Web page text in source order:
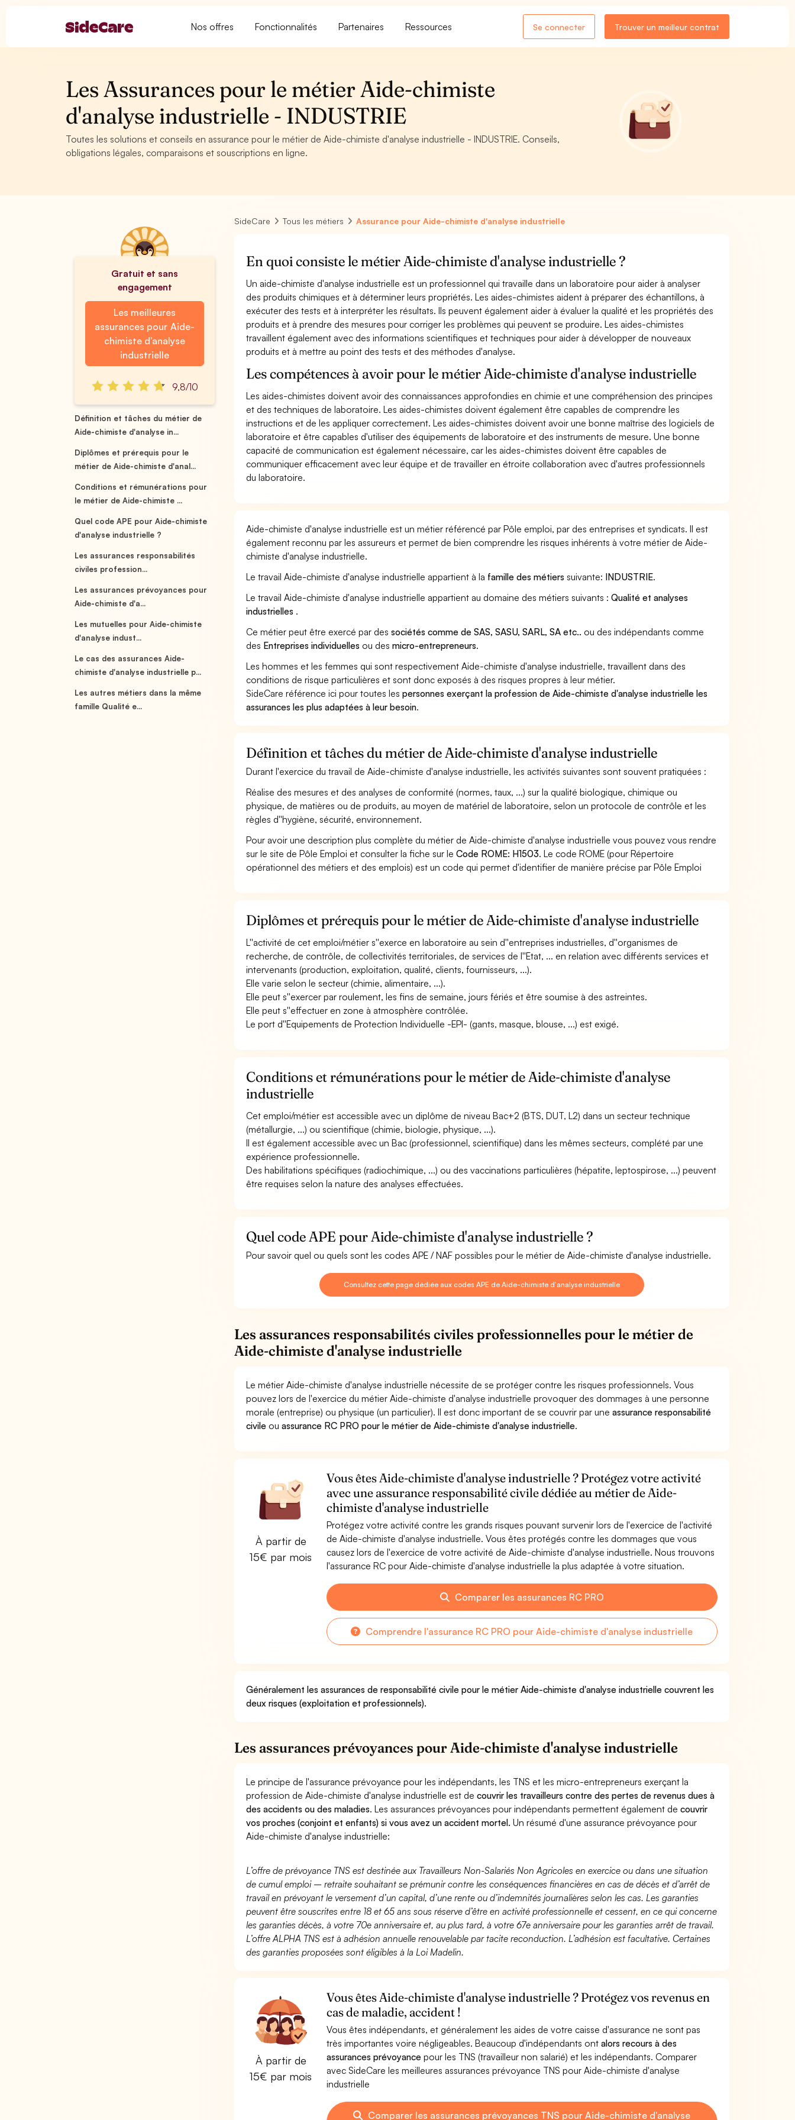
Nos offres Fonctionnalités Partenaires Ressources Se connecter Trouver un meilleur contrat
Les Assurances pour le métier Aide-chimiste
d'analyse industrielle - INDUSTRIE
Toutes les solutions et conseils en assurance pour le métier de Aide-chimiste d'analyse industrielle - INDUSTRIE. Conseils,
obligations légales, comparaisons et souscriptions en ligne.
Gratuit et sans
engagement
Les meilleures
assurances pour Aide-
chimiste d'analyse
industrielle
9,8/10
Définition et tâches du métier de
Aide-chimiste d'analyse in...
Diplômes et prérequis pour le
métier de Aide-chimiste d'anal...
Conditions et rémunérations pour
le métier de Aide-chimiste ...
Quel code APE pour Aide-chimiste
d'analyse industrielle ?
Les assurances responsabilités
civiles profession...
Les assurances prévoyances pour
Aide-chimiste d'a...
Les mutuelles pour Aide-chimiste
d'analyse indust...
Le cas des assurances Aide-
chimiste d'analyse industrielle p...
Les autres métiers dans la même
famille Qualité e...
SideCare Tous les métiers Assurance pour Aide-chimiste d'analyse industrielle
En quoi consiste le métier Aide-chimiste d'analyse industrielle ?
Un aide-chimiste d'analyse industrielle est un professionnel qui travaille dans un laboratoire pour aider à analyser
des produits chimiques et à déterminer leurs propriétés. Les aides-chimistes aident à préparer des échantillons, à
exécuter des tests et à interpréter les résultats. Ils peuvent également aider à évaluer la qualité et les propriétés des
produits et à prendre des mesures pour corriger les problèmes qui peuvent se produire. Les aides-chimistes
travaillent également avec des informations scientifiques et techniques pour aider à développer de nouveaux
produits et à mettre au point des tests et des méthodes d'analyse.
Les compétences à avoir pour le métier Aide-chimiste d'analyse industrielle
Les aides-chimistes doivent avoir des connaissances approfondies en chimie et une compréhension des principes
et des techniques de laboratoire. Les aides-chimistes doivent également être capables de comprendre les
instructions et de les appliquer correctement. Les aides-chimistes doivent avoir une bonne maîtrise des logiciels de
laboratoire et être capables d'utiliser des équipements de laboratoire et des instruments de mesure. Une bonne
capacité de communication est également nécessaire, car les aides-chimistes doivent être capables de
communiquer efficacement avec leur équipe et de travailler en étroite collaboration avec d'autres professionnels
du laboratoire.
Aide-chimiste d'analyse industrielle est un métier référencé par Pôle emploi, par des entreprises et syndicats. Il est
également reconnu par les assureurs et permet de bien comprendre les risques inhérents à votre métier de Aide-
chimiste d'analyse industrielle.
Le travail Aide-chimiste d'analyse industrielle appartient à la famille des métiers suivante: INDUSTRIE.
Le travail Aide-chimiste d'analyse industrielle appartient au domaine des métiers suivants :Qualité et analyses
industrielles .
Ce métier peut être exercé par dessociétés comme de SAS, SASU, SARL, SA etc.. ou des indépendants comme
des Entreprises individuelles ou desmicro-entrepreneurs.
Les hommes et les femmes qui sont respectivement Aide-chimiste d'analyse industrielle, travaillent dans des
conditions de risque particulières et sont donc exposés à des risques propres à leur métier.
SideCare référence ici pour toutes lespersonnes exerçant la profession de Aide-chimiste d'analyse industrielle les
assurances les plus adaptées à leur besoin.
Définition et tâches du métier de Aide-chimiste d'analyse industrielle
Durant l'exercice du travail de Aide-chimiste d'analyse industrielle, les activités suivantes sont souvent pratiquées :
Réalise des mesures et des analyses de conformité (normes, taux, ...) sur la qualité biologique, chimique ou
physique, de matières ou de produits, au moyen de matériel de laboratoire, selon un protocole de contrôle et les
règles d''hygiène, sécurité, environnement.
Pour avoir une description plus complète du métier de Aide-chimiste d'analyse industrielle vous pouvez vous rendre
sur le site de Pôle Emploi et consulter la fiche sur leCode ROME: H1503. Le code ROME (pour Répertoire
opérationnel des métiers et des emplois) est un code qui permet d'identifier de manière précise par Pôle Emploi
Diplômes et prérequis pour le métier de Aide-chimiste d'analyse industrielle
L''activité de cet emploi/métier s''exerce en laboratoire au sein d''entreprises industrielles, d''organismes de
recherche, de contrôle, de collectivités territoriales, de services de l''Etat, ... en relation avec différents services et
intervenants (production, exploitation, qualité, clients, fournisseurs, ...).
Elle varie selon le secteur (chimie, alimentaire, ...).
Elle peut s''exercer par roulement, les fins de semaine, jours fériés et être soumise à des astreintes.
Elle peut s''effectuer en zone à atmosphère contrôlée.
Le port d''Equipements de Protection Individuelle -EPI- (gants, masque, blouse, ...) est exigé.
Conditions et rémunérations pour le métier de Aide-chimiste d'analyse
industrielle
Cet emploi/métier est accessible avec un diplôme de niveau Bac+2 (BTS, DUT, L2) dans un secteur technique
(métallurgie, ...) ou scientifique (chimie, biologie, physique, ...).
Il est également accessible avec un Bac (professionnel, scientifique) dans les mêmes secteurs, complété par une
expérience professionnelle.
Des habilitations spécifiques (radiochimique, ...) ou des vaccinations particulières (hépatite, leptospirose, ...) peuvent
être requises selon la nature des analyses effectuées.
Quel code APE pour Aide-chimiste d'analyse industrielle ?
Pour savoir quel ou quels sont les codes APE / NAF possibles pour le métier de Aide-chimiste d'analyse industrielle.
Consultez cette page dédiée aux codes APE de Aide-chimiste d'analyse industrielle
Les assurances responsabilités civiles professionnelles pour le métier de
Aide-chimiste d'analyse industrielle
Le métier Aide-chimiste d'analyse industrielle nécessite de se protéger contre les risques professionnels. Vous
pouvez lors de l'exercice du métier Aide-chimiste d'analyse industrielle provoquer des dommages à une personne
morale (entreprise) ou physique (un particulier). Il est donc important de se couvrir par uneassurance responsabilité
civile ouassurance RC PRO pour le métier de Aide-chimiste d'analyse industrielle.
À partir de
15€ par mois
Vous êtes Aide-chimiste d'analyse industrielle ? Protégez votre activité
avec une assurance responsabilité civile dédiée au métier de Aide-
chimiste d'analyse industrielle
Protégez votre activité contre les grands risques pouvant survenir lors de l'exercice de l'activité
de Aide-chimiste d'analyse industrielle. Vous êtes protégés contre les dommages que vous
causez lors de l'exercice de votre activité de Aide-chimiste d'analyse industrielle. Nous trouvons
l'assurance RC pour Aide-chimiste d'analyse industrielle la plus adaptée à votre situation.
Comparer les assurances RC PRO
Comprendre l'assurance RC PRO pour Aide-chimiste d'analyse industrielle
Généralement les assurances de responsabilité civile pour le métier Aide-chimiste d'analyse industrielle couvrent les
deux risques (exploitation et professionnels).
Les assurances prévoyances pour Aide-chimiste d'analyse industrielle
Le principe de l'assurance prévoyance pour les indépendants, les TNS et les micro-entrepreneurs exerçant la
profession de Aide-chimiste d'analyse industrielle est decouvrir les travailleurs contre des pertes de revenus dues à
des accidents ou des maladies. Les assurances prévoyances pour indépendants permettent également decouvrir
vos proches (conjoint et enfants) si vous avez un accident mortel. Un résumé d'une assurance prévoyance pour
Aide-chimiste d'analyse industrielle:
L’offre de prévoyance TNS est destinée aux Travailleurs Non-Salariés Non Agricoles en exercice ou dans une situation
de cumul emploi – retraite souhaitant se prémunir contre les conséquences financières en cas de décès et d’arrêt de
travail en prévoyant le versement d’un capital, d’une rente ou d’indemnités journalières selon les cas. Les garanties
peuvent être souscrites entre 18 et 65 ans sous réserve d’être en activité professionnelle et cessent, en ce qui concerne
les garanties décès, à votre 70e anniversaire et, au plus tard, à votre 67e anniversaire pour les garanties arrêt de travail.
L’offre ALPHA TNS est à adhésion annuelle renouvelable par tacite reconduction. L’adhésion est facultative. Certaines
des garanties proposées sont éligibles à la Loi Madelin.
À partir de
15€ par mois
Vous êtes Aide-chimiste d'analyse industrielle ? Protégez vos revenus en
cas de maladie, accident !
Vous êtes indépendants, et généralement les aides de votre caisse d'assurance ne sont pas
très importantes voire négligeables. Beaucoup d'indépendants ont alors recours à des
assurances prévoyancepour les TNS (travailleur non salarié) et les indépendants. Comparer
avec SideCare les meilleures assurances prévoyance TNS pour Aide-chimiste d'analyse
industrielle
Comparer les assurances prévoyances TNS pour Aide-chimiste d'analyse